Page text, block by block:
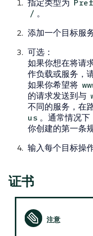
指定类型为
/ 。
添加一个目标服
可选 ：
如果你想在将请
作负载或服务，
如果你希望将
的请求发送到与
不同的服务，在
us 。通常情况下
你创建的第一条
输入每个目标操
证书